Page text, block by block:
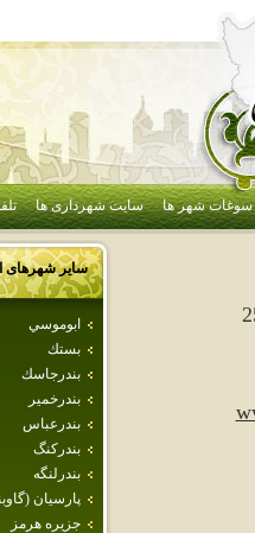
سوغات شهر ها سایت شهرداری ها
سایر شهرهای
ابوموسي
بستك
بندرجاسك
بندرخمير
بندرعباس
بندركنگ
بندرلنگه
پارسيان
جزيره هرمز